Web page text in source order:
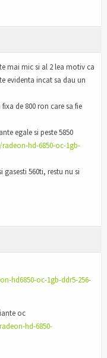
mai mic si al 2 lea motiv ca
evidenta incat sa dau un
de 800 ron care sa fie
egale si peste 5850
hd-6850-oc-1gb-
560ti, restu nu si
hd6850-oc-1gb-ddr5-256-
oc
hd-6850-